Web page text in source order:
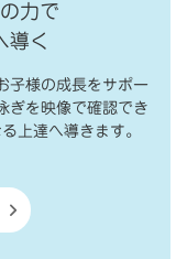
力で
く
子様の成長をサポー
ぎを映像で確認でき
上達へ導きます。